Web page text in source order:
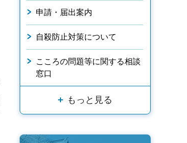
申請・届出案内
自殺防止対策について
こころの問題等に関する相談
窓口
もっと見る